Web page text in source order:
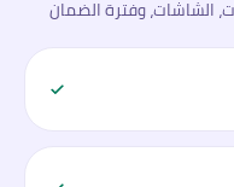
الشاشات، وفترة الضمان